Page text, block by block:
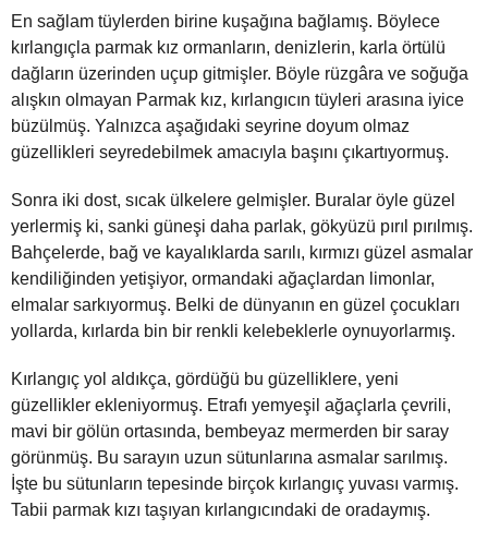
En sağlam tüylerden birine kuşağına bağlamış. Böylece
kırlangıçla parmak kız ormanların, denizlerin, karla örtülü
dağların üzerinden uçup gitmişler. Böyle rüzgâra ve soğuğa
alışkın olmayan Parmak kız, kırlangıcın tüyleri arasına iyice
büzülmüş. Yalnızca aşağıdaki seyrine doyum olmaz
güzellikleri seyredebilmek amacıyla başını çıkartıyormuş.
Sonra iki dost, sıcak ülkelere gelmişler. Buralar öyle güzel
yerlermiş ki, sanki güneşi daha parlak, gökyüzü pırıl pırılmış.
Bahçelerde, bağ ve kayalıklarda sarılı, kırmızı güzel asmalar
kendiliğinden yetişiyor, ormandaki ağaçlardan limonlar,
elmalar sarkıyormuş. Belki de dünyanın en güzel çocukları
yollarda, kırlarda bin bir renkli kelebeklerle oynuyorlarmış.
Kırlangıç yol aldıkça, gördüğü bu güzelliklere, yeni
güzellikler ekleniyormuş. Etrafı yemyeşil ağaçlarla çevrili,
mavi bir gölün ortasında, bembeyaz mermerden bir saray
görünmüş. Bu sarayın uzun sütunlarına asmalar sarılmış.
İşte bu sütunların tepesinde birçok kırlangıç yuvası varmış.
Tabii parmak kızı taşıyan kırlangıcındaki de oradaymış.